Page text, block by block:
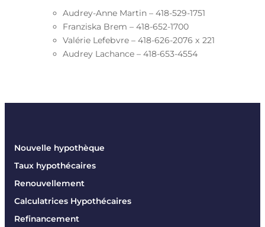
Audrey-Anne Martin – 418-529-1751
Franziska Brem – 418-652-1700
Valérie Lefebvre – 418-626-2076 x 221
Audrey Lachance – 418-653-4554
Nouvelle hypothèque
Taux hypothécaires
Renouvellement
Calculatrices Hypothécaires
Refinancement